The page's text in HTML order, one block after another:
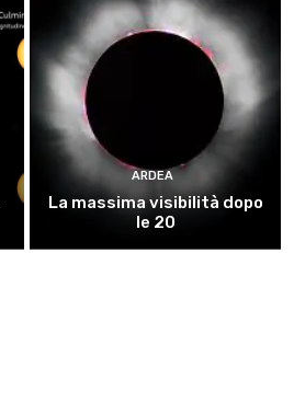
ARDEA
La massima visibilità dopo
le 20